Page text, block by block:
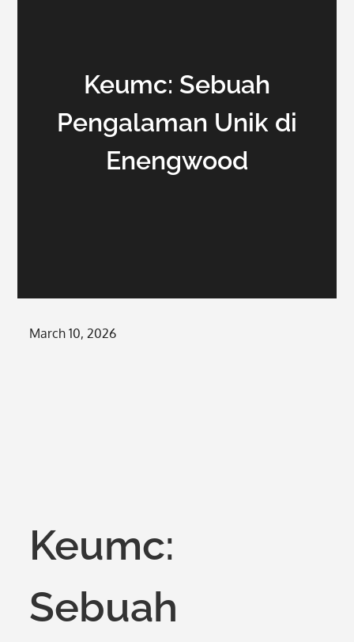
Keumc: Sebuah
Pengalaman Unik di
Enengwood
Posted
March 10, 2026
Keumc:
Sebuah